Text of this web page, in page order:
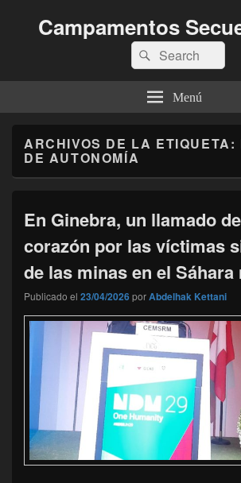
Campamentos
Buscar
por:
Buscar
Menú
ARCHIVOS DE LA ETIQUETA:
DE AUTONOMÍA
En Ginebra, un llamado
corazón por las víctimas
de las minas en el
Publicado el 23/04/2026porAbdelhak Kettani